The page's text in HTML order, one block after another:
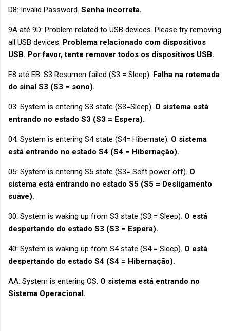
D8: Invalid Password. Senha incorreta.
9A até 9D: Problem related to USB devices. Please try removing
all USB devices. Problema relacionado com dispositivos
USB. Por favor, tente remover todos os dispositivos USB.
E8 até EB: S3 Resumen failed (S3 = Sleep). Falha na rotemada
do sinal S3 (S3 = sono).
03: System is entering S3 state (S3=Sleep). O sistema está
entrando no estado S3 (S3 = Espera).
04: System is entering S4 state (S4= Hibernate). O sistema
está entrando no estado S4 (S4 = Hibernação).
05: System is entering S5 state (S3= Soft power off). O
sistema está entrando no estado S5 (S5 = Desligamento
suave).
30: System is waking up from S3 state (S3 = Sleep). O está
despertando do estado S3 (S3 = Espera).
40: System is waking up from S4 state (S4 = Sleep). O está
despertando do estado S4 (S4 = Hibernação).
AA: System is entering OS. O sistema está entrando no
Sistema Operacional.